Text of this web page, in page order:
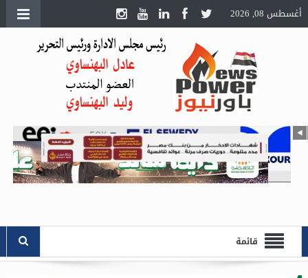
أغسطس 08, 2026
قائمة